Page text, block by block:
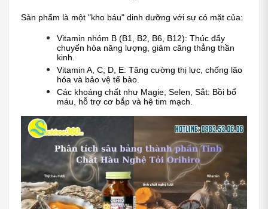
Sản phẩm là một "kho báu" dinh dưỡng với sự có mặt của:
Vitamin nhóm B (B1, B2, B6, B12): Thúc đẩy
chuyển hóa năng lượng, giảm căng thẳng thần
kinh.
Vitamin A, C, D, E: Tăng cường thị lực, chống lão
hóa và bảo vệ tế bào.
Các khoáng chất như Magie, Selen, Sắt: Bồi bổ
máu, hỗ trợ cơ bắp và hệ tim mạch.